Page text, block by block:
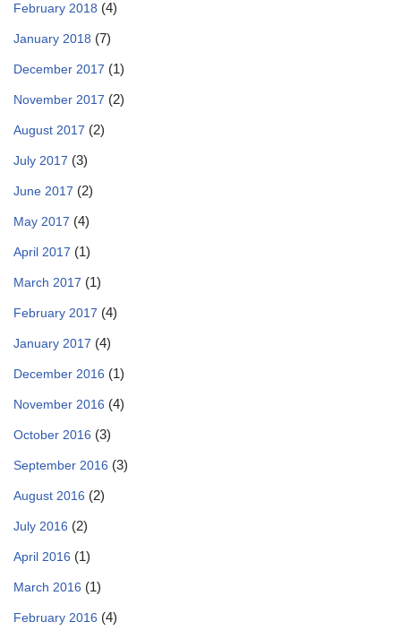
February 2018 (4)
January 2018 (7)
December 2017 (1)
November 2017 (2)
August 2017 (2)
July 2017 (3)
June 2017 (2)
May 2017 (4)
April 2017 (1)
March 2017 (1)
February 2017 (4)
January 2017 (4)
December 2016 (1)
November 2016 (4)
October 2016 (3)
September 2016 (3)
August 2016 (2)
July 2016 (2)
April 2016 (1)
March 2016 (1)
February 2016 (4)